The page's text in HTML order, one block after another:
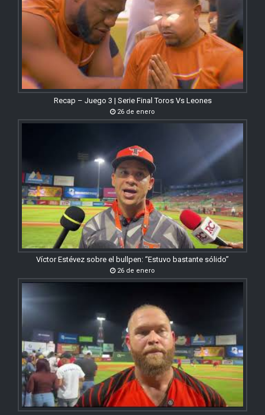
Recap – Juego 3 | Serie Final Toros Vs Leones
26 de enero
Víctor Estévez sobre el bullpen: “Estuvo bastante sólido”
26 de enero